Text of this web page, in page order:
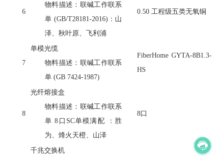
6
物料描述：联碱工作联系
单 (GB/T28181-2016)：山
泽、秋叶原、飞利浦
0.50 工程级五类无氧铜
7
单模光缆
物料描述：联碱工作联系
单 (GB 7424-1987)
FiberHome GYTA-8B1.3-
HS
8
光纤熔接盒
物料描述：联碱工作联系
单 8口SC单模满配 ：胜
为、烽火天橙、山泽
8口
千兆交换机